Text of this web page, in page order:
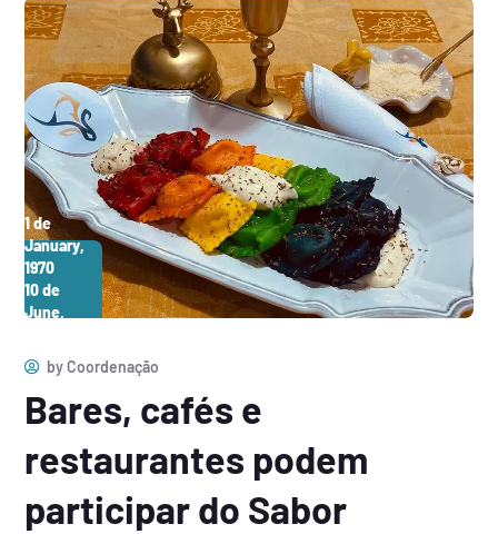
1 de
January,
1970
10 de
June,
byCoordenação
Bares, cafés e
restaurantes podem
participar do Sabor